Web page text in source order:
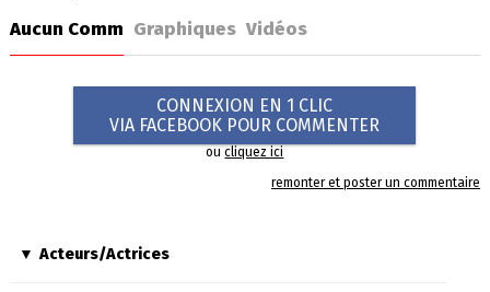
Aucun Comm Graphiques Vidéos
CONNEXION EN 1 CLIC
VIA FACEBOOK POUR COMMENTER
oucliquez ici
remonter et poster un commentaire
Acteurs/Actrices